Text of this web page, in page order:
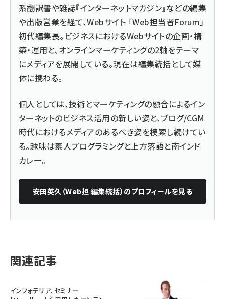
系翻訳書や雑誌『インターネットマガジン』などの編集
や出版営業を経て、Webサイト 「Web担当者Forum」
初代編集長。ビジネスにおけるWebサイトの企画・構
築・運用と、オンラインマーケティングの2軸をテーマ
にメディアを展開している。現在は編集統括として媒
体に携わる。
個人としては、技術とマーケティングの融合によるイン
ターネットのビジネス活用の新しい姿と、ブログ/CGM
時代におけるメディアのあるべき姿を模索し続けてい
る。趣味は素人プログラミングと上方落語と南インド
カレー。
安田英久（Web担 編集統括） のプロフィールを見る
関連記事
インフォテリア、セミナー